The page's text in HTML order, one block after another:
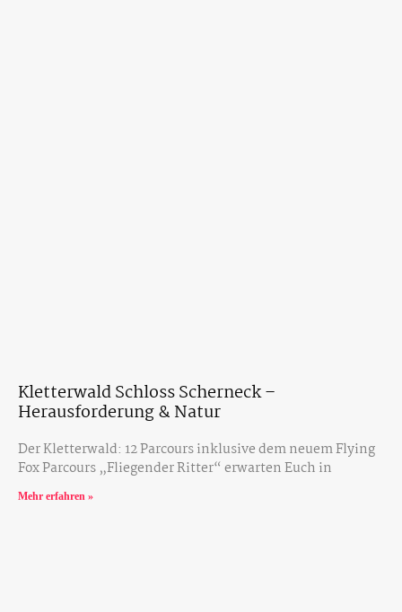
Kletterwald Schloss Scherneck –
Herausforderung & Natur
Der Kletterwald: 12 Parcours inklusive dem neuem Flying
Fox Parcours „Fliegender Ritter“ erwarten Euch in
Mehr erfahren »